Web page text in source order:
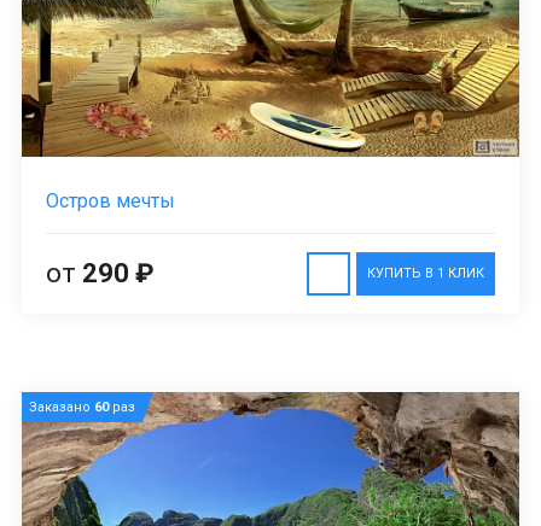
Остров мечты
КУПИТЬ В 1 КЛИК
от 290 ₽
Заказано 60раз